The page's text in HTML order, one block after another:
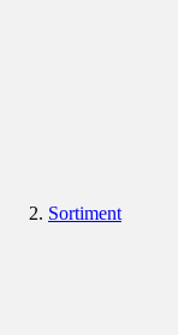
Sortiment